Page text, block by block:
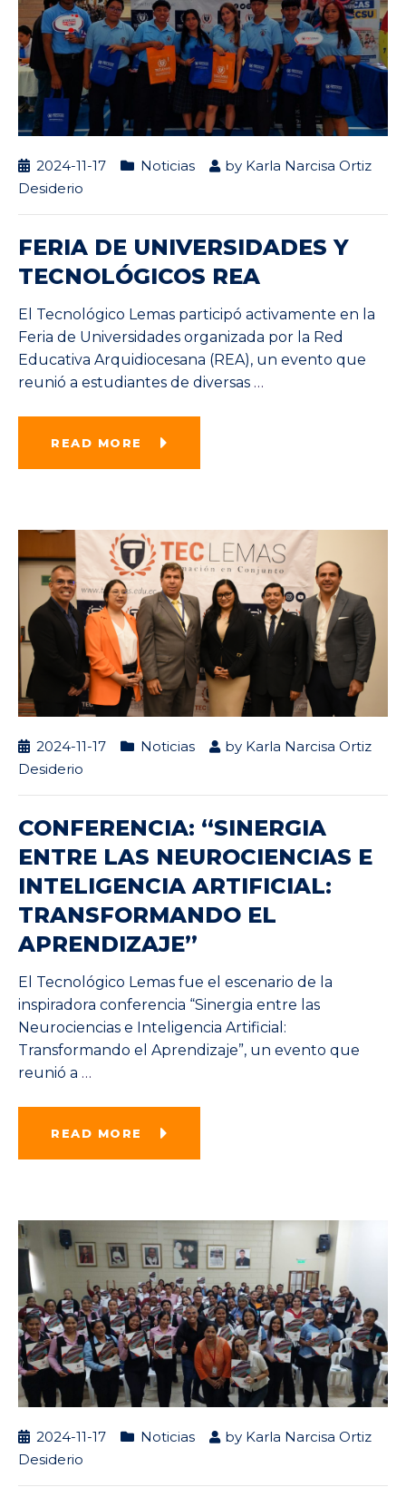
2024-11-17 Noticias by Karla Narcisa Ortiz
Desiderio
FERIA DE UNIVERSIDADES Y
TECNOLÓGICOS REA
El Tecnológico Lemas participó activamente en la
Feria de Universidades organizada por la Red
Educativa Arquidiocesana (REA), un evento que
reunió a estudiantes de diversas …
READ MORE
2024-11-17 Noticias by Karla Narcisa Ortiz
Desiderio
CONFERENCIA: “SINERGIA
ENTRE LAS NEUROCIENCIAS E
INTELIGENCIA ARTIFICIAL:
TRANSFORMANDO EL
APRENDIZAJE”
El Tecnológico Lemas fue el escenario de la
inspiradora conferencia “Sinergia entre las
Neurociencias e Inteligencia Artificial:
Transformando el Aprendizaje”, un evento que
reunió a …
READ MORE
2024-11-17 Noticias by Karla Narcisa Ortiz
Desiderio